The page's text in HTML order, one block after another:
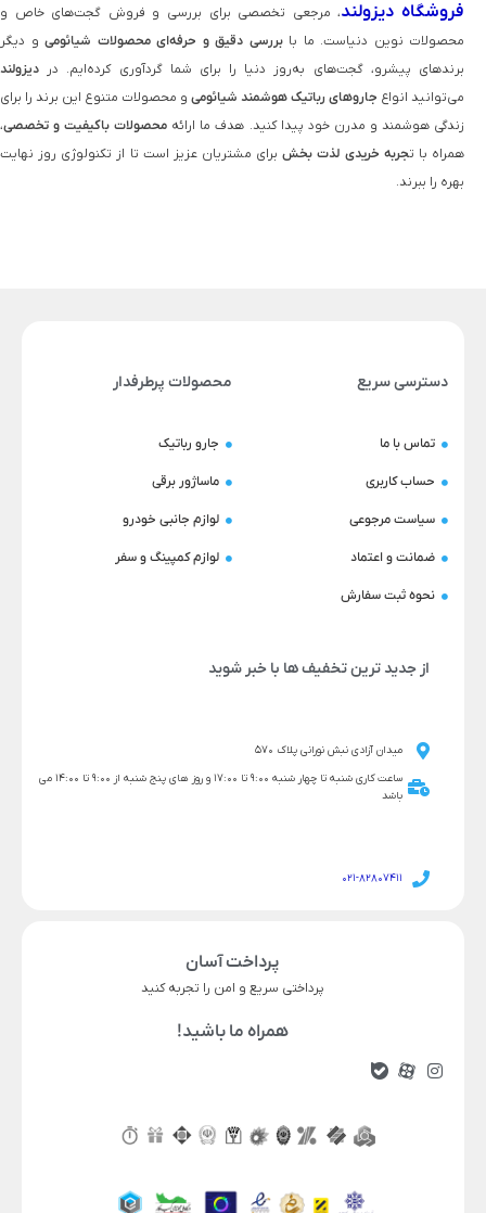
فروشگاه دیزولند، مرجعی تخصصی برای بررسی و فروش گجت‌های خاص و
محصولات نوین دنیاست. ما بابررسی دقیق و حرفه‌ای محصولات شیائومی و دیگر
برندهای پیشرو، گجت‌های به‌روز دنیا را برای شما گردآوری کرده‌ایم. در دیزولند
می‌توانید انواع جاروهای رباتیک هوشمند شیائومی و محصولات متنوع این برند را برای
زندگی هوشمند و مدرن خود پیدا کنید. هدف ما ارائه محصولات باکیفیت و تخصصی،
همراه با تجربه خریدی لذت‌ بخشبرای مشتریان عزیز است تا از تکنولوژی روز نهایت
بهره را ببرند.
دسترسی سریع
تماس با ما
حساب کاربری
سیاست مرجوعی
ضمانت و اعتماد
نحوه ثبت سفارش
محصولات پرطرفدار
جارو رباتیک
ماساژور برقی
لوازم جانبی خودرو
لوازم کمپینگ و سفر
از جدید ترین تخفیف ها با خبر شوید
میدان آزادی نبش نورانی پلاک 570
ساعت کاری شنبه تا چهار شنبه 9:00 تا 17:00 و روز های پنج شنبه از 9:00 تا 14:00 می
باشد
021-82807411
پرداخت آسان
پرداختی سریع و امن را تجربه کنید
همراه ما باشید!